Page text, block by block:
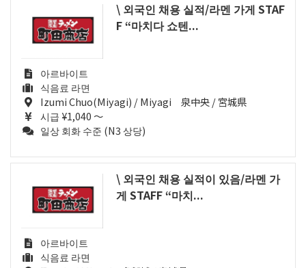
\ 외국인 채용 실적/라멘 가게 STAF
F “마치다 쇼텐...
아르바이트
식음료 라면
Izumi Chuo(Miyagi) / Miyagi 泉中央 / 宮城県
시급 ¥1,040 ～
일상 회화 수준 (N3 상당)
\ 외국인 채용 실적이 있음/라멘 가
게 STAFF “마치...
아르바이트
식음료 라면